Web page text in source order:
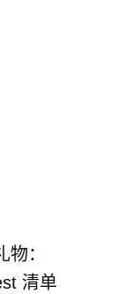
：
清单